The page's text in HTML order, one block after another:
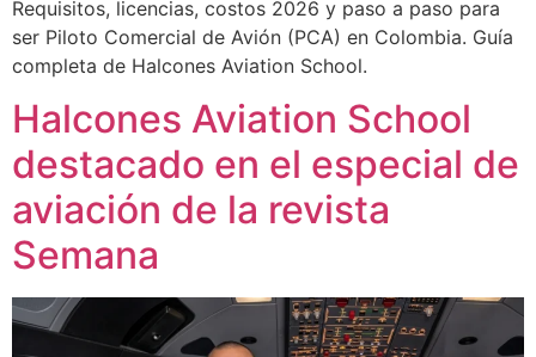
Requisitos, licencias, costos 2026 y paso a paso para
ser Piloto Comercial de Avión (PCA) en Colombia. Guía
completa de Halcones Aviation School.
Halcones Aviation School
destacado en el especial de
aviación de la revista
Semana